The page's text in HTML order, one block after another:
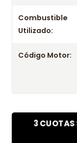
Combustible
Utilizado:
Código Motor:
3 CUOTAS